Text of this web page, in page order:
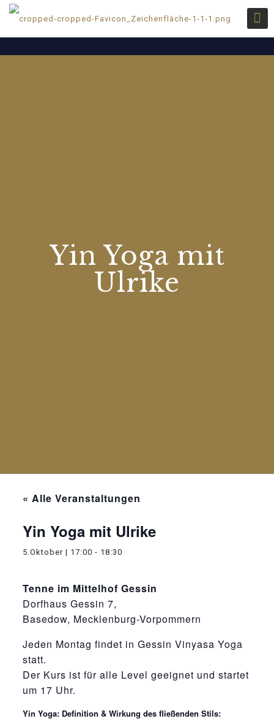
Yin Yoga mit
Ulrike
« Alle Veranstaltungen
Yin Yoga mit Ulrike
5.Oktober | 17:00 - 18:30
Tenne im Mittelhof Gessin
Dorfhaus Gessin 7,
Basedow, Mecklenburg-Vorpommern
Jeden Montag findet in Gessin Vinyasa Yoga
statt.
Der Kurs ist für alle Level geeignet und startet
um 17 Uhr.
Yin Yoga: Definition & Wirkung des fließenden Stils: